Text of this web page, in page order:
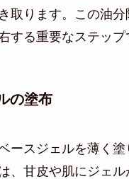
取ります。この油分
する重要なステップ
の塗布
ースジェルを薄く塗
、甘皮や肌にジェル